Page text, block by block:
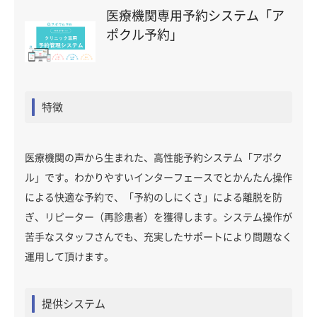
医療機関専用予約システム「ア
ポクル予約」
特徴
医療機関の声から生まれた、高性能予約システム「アポク
ル」です。わかりやすいインターフェースでとかんたん操作
による快適な予約で、「予約のしにくさ」による離脱を防
ぎ、リピーター（再診患者）を獲得します。システム操作が
苦手なスタッフさんでも、充実したサポートにより問題なく
運用して頂けます。
提供システム